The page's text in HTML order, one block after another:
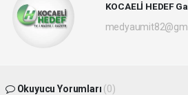
KOCAELİ HEDEF
Okuyucu Yorumları (0)